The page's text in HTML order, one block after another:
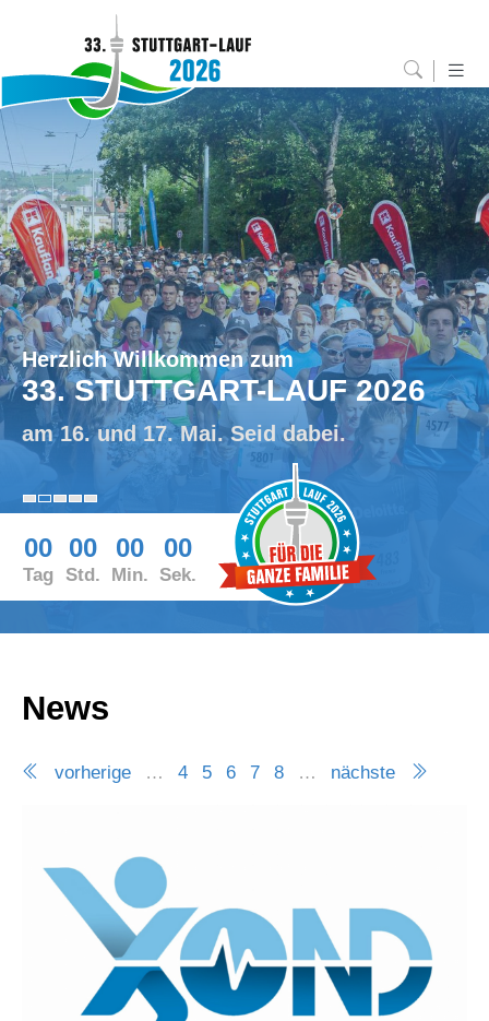
Herzlich Willkommen zum
33. STUTTGART-LAUF 2026
am 16. und 17. Mai. Seid dabei.
00
Tag
00
Std.
00
Min.
00
Sek.
News
vorherige … 4 5 6 7 8 … nächste